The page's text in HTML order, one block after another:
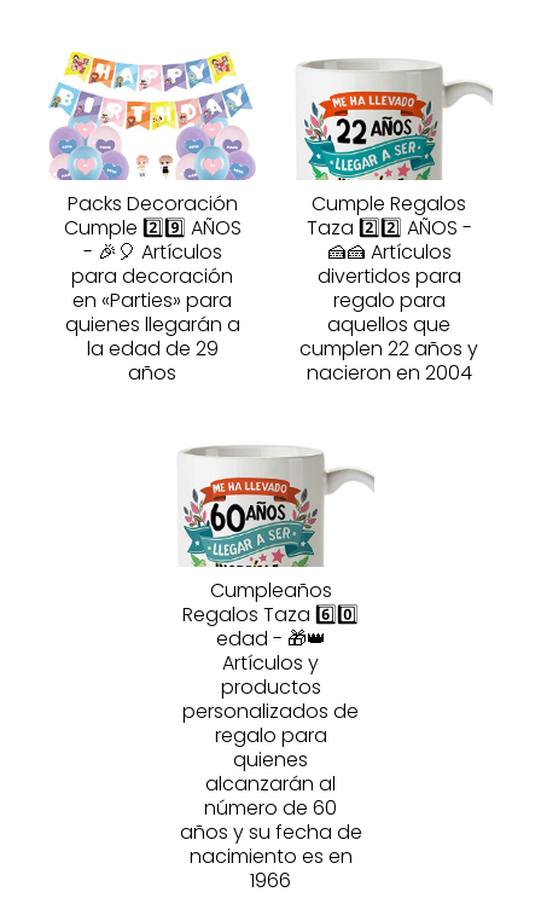
Packs Decoración
Cumple 2️⃣9️⃣ AÑOS
- 🎉🎈 Artículos
para decoración
en «Parties» para
quienes llegarán a
la edad de 29
años
Cumple Regalos
Taza 2️⃣2️⃣ AÑOS -
🍰🍰 Artículos
divertidos para
regalo para
aquellos que
cumplen 22 años y
nacieron en 2004
Cumpleaños
Regalos Taza 6️⃣0️⃣
edad - 🎁👑
Artículos y
productos
personalizados de
regalo para
quienes
alcanzarán al
número de 60
años y su fecha de
nacimiento es en
1966